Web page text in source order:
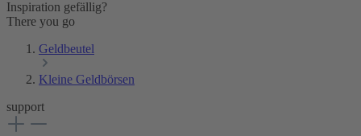
Inspiration gefällig?
There you go
Geldbeutel
Kleine Geldbörsen
support